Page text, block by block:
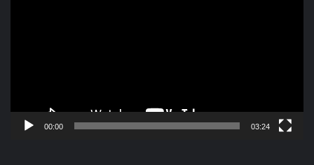
00:00 03:24